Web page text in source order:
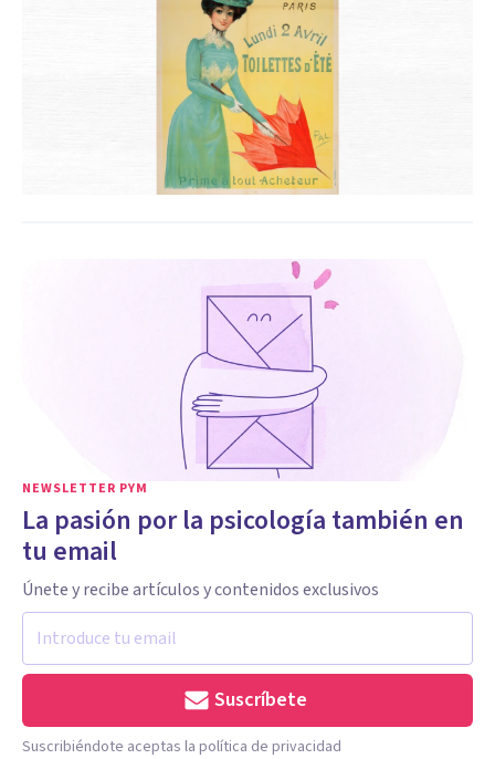
NEWSLETTER PYM
La pasión por la psicología también en
tu email
Únete y recibe artículos y contenidos exclusivos
Suscríbete
Suscribiéndote aceptas la política de privacidad